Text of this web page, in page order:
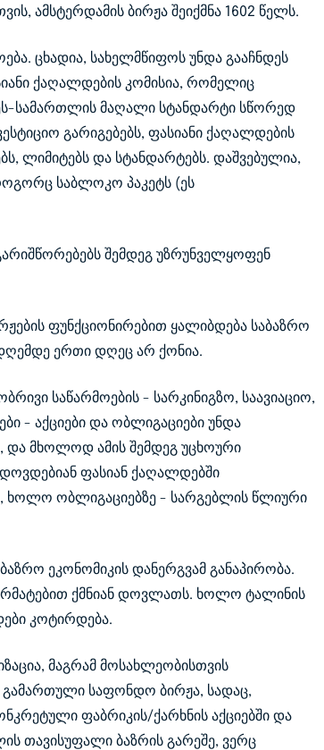
ამსტერდამის ბირჟა შეიქმნა 1602 წელს.
ცხადია, სახელმწიფოს უნდა გააჩნდეს
ქაღალდების კომისია, რომელიც
სამართლის მაღალი სტანდარტი სწორედ
გარიგებებს, ფასიანი ქაღალდების
ლიმიტებს და სტანდარტებს. დაშვებულია,
საბლოკო პაკეტს (ეს
შემდეგ უზრუნველყოფენ
ფუნქციონირებით ყალიბდება საბაზრო
ერთი დღეც არ ქონია.
საწარმოების - სარკინიგზო, საავიაციო,
- აქციები და ობლიგაციები უნდა
და მხოლოდ ამის შემდეგ უცხოური
ფასიან ქაღალდებში
ხოლო ობლიგაციებზე - სარგებლის წლიური
ეკონომიკის დანერგვამ განაპირობა.
ქმნიან დოვლათს. ხოლო ტალინის
კოტირდება.
მაგრამ მოსახლეობისთვის
გამართული საფონდო ბირჟა, სადაც,
ფაბრიკის/ქარხნის აქციებში და
თავისუფალი ბაზრის გარეშე, ვერც